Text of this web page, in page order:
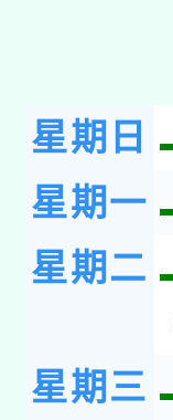
星期日
星期一
星期二
星期三